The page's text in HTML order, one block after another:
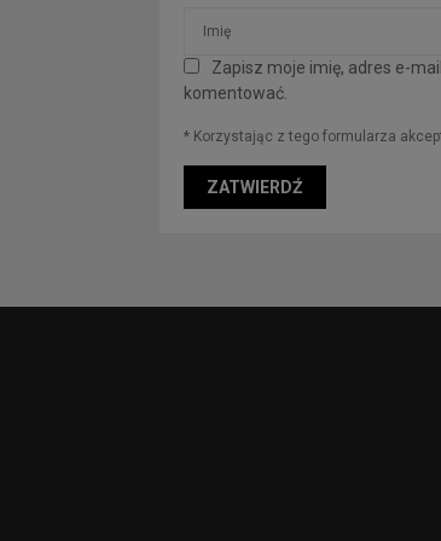
Zapisz moje imię, adres e-
komentować.
* Korzystając z tego formularza